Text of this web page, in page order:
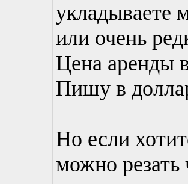
укладываете
или очень
Цена аренды
Пишу в
Но если
можно